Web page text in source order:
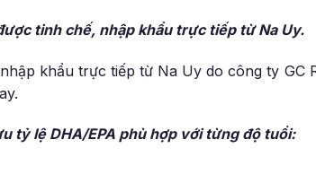
tinh chế, nhập khẩu trực tiếp từ Na Uy.
khẩu trực tiếp từ Na Uy do công ty GC
tỷ lệ DHA/EPA phù hợp với từng độ tuổi: